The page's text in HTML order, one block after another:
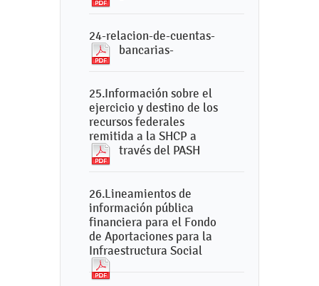
24-relacion-de-cuentas-
bancarias-
25.Información sobre el
ejercicio y destino de los
recursos federales
remitida a la SHCP a
través del PASH
26.Lineamientos de
información pública
financiera para el Fondo
de Aportaciones para la
Infraestructura Social